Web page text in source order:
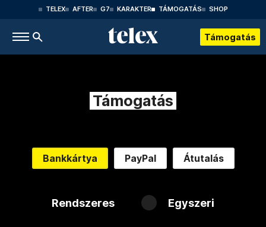
TELEX AFTER G7 KARAKTER TÁMOGATÁS SHOP
Támogatás
Támogatás
Bankkártya PayPal Átutalás
Rendszeres Egyszeri